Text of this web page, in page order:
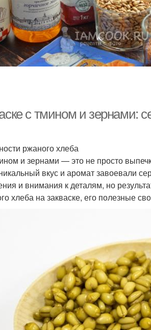
с тмином и зернами:
ржаного хлеба
и зернами — это не просто
вкус и аромат завоевали
и внимания к деталям, но
хлеба на закваске, его полезные